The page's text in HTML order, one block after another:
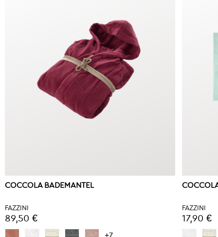
COCCOLA BADEMANTEL
FAZZINI
89,50 €
FAZZINI
17,90 €